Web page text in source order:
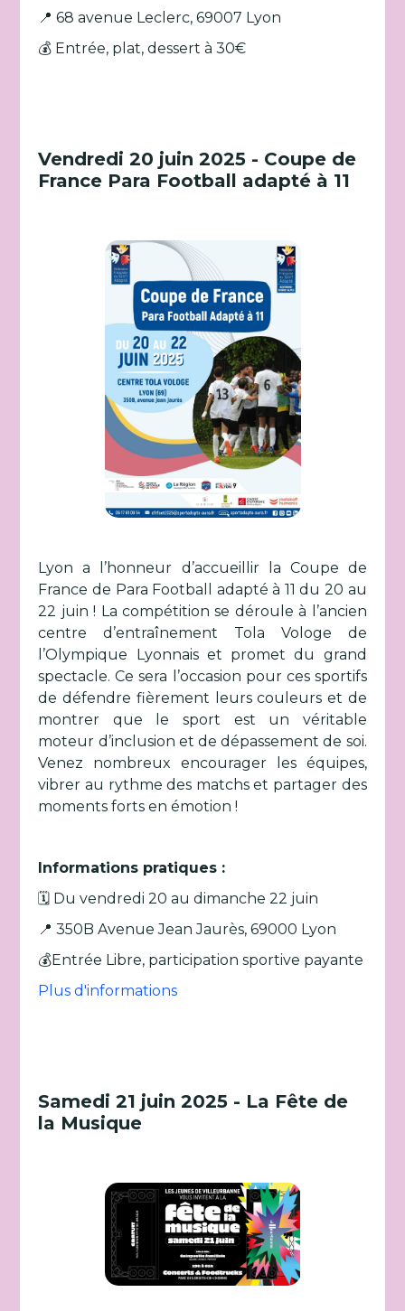
📍 68 avenue Leclerc, 69007 Lyon
💰 Entrée, plat, dessert à 30€
Vendredi 20 juin 2025 - Coupe de
France Para Football adapté à 11
Lyon a l’honneur d’accueillir la Coupe de
France de Para Football adapté à 11 du 20 au
22 juin ! La compétition se déroule à l’ancien
centre d’entraînement Tola Vologe de
l’Olympique Lyonnais et promet du grand
spectacle. Ce sera l’occasion pour ces sportifs
de défendre fièrement leurs couleurs et de
montrer que le sport est un véritable
moteur d’inclusion et de dépassement de soi.
Venez nombreux encourager les équipes,
vibrer au rythme des matchs et partager des
moments forts en émotion !
Informations pratiques :
🗓️ Du vendredi 20 au dimanche 22 juin
📍 350B Avenue Jean Jaurès, 69000 Lyon
💰Entrée Libre, participation sportive payante
Plus d'informations
Samedi 21 juin 2025 - La Fête de
la Musique